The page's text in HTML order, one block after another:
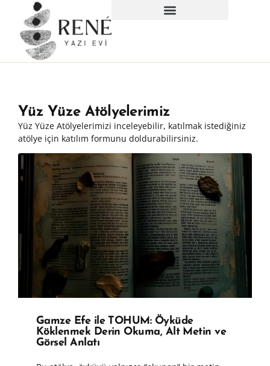
Yüz Yüze Atölyelerimiz
Yüz Yüze Atölyelerimizi inceleyebilir, katılmak istediğiniz
atölye için katılım formunu doldurabilirsiniz.
Gamze Efe ile TOHUM: Öyküde
Köklenmek Derin Okuma, Alt Metin ve
Görsel Anlatı